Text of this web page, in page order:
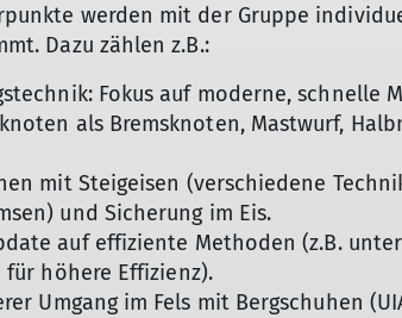
werden mit der Gruppe
Dazu zählen z.B.:
Fokus auf moderne, schnelle
als Bremsknoten, Mastwurf,
mit Steigeisen (verschiedene
und Sicherung im Eis.
auf effiziente Methoden (z.B.
höhere Effizienz).
Umgang im Fels mit Bergschuhen